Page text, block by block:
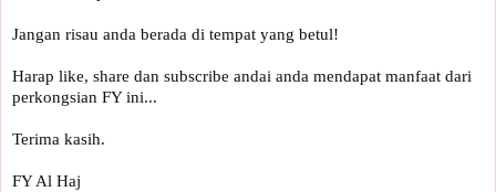
Jangan risau anda berada di tempat yang betul!
Harap like, share dan subscribe andai anda mendapat manfaat dari
perkongsian FY ini...
Terima kasih.
FY Al Haj